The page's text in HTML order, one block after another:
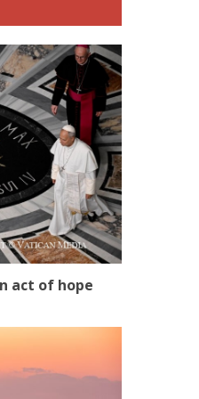
act of hope